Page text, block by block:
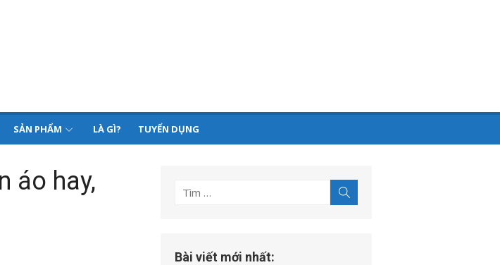
SẢN PHẨM LÀ GÌ? TUYỂN DỤNG
áo hay,
Tìm
kiếm
Bài viết mới nhất: